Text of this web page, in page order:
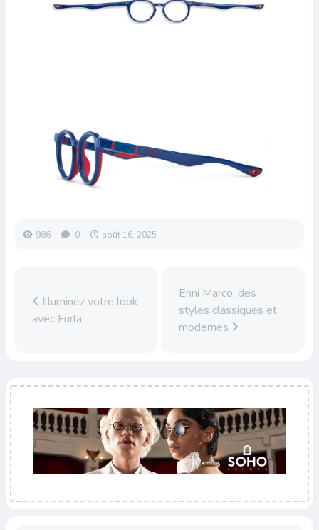
986 0 août 16, 2025
Illuminez votre look
avec Furla
Enni Marco, des
styles classiques et
modernes